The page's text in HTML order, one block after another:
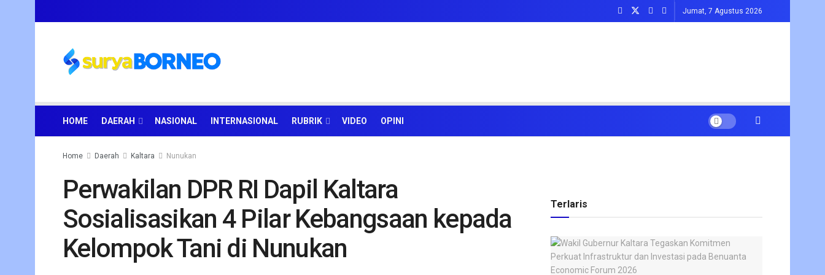
Jumat, 7 Agustus 2026
HOME DAERAH NASIONAL INTERNASIONAL RUBRIK VIDEO OPINI
Home Daerah Kaltara Nunukan
Perwakilan DPR RI Dapil Kaltara
Sosialisasikan 4 Pilar Kebangsaan kepada
Kelompok Tani di Nunukan
Terlaris